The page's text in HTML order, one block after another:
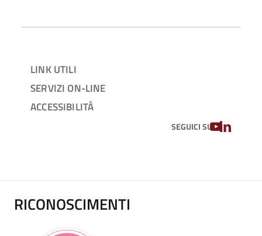
LINK UTILI
SERVIZI ON-LINE
ACCESSIBILITÀ
SEGUICI SUYOUTUBE
LINKEDIN
RICONOSCIMENTI